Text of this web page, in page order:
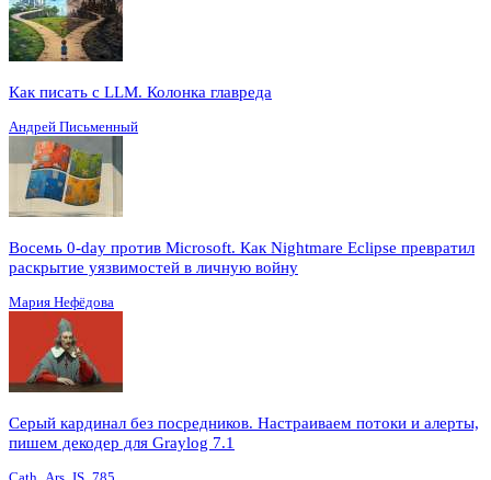
Как писать с LLM. Колонка главреда
Андрей Письменный
Восемь 0-day против Microsoft. Как Nightmare Eclipse превратил
раскрытие уязвимостей в личную войну
Мария Нефёдова
Серый кардинал без посредников. Настраиваем потоки и алерты,
пишем декодер для Graylog 7.1